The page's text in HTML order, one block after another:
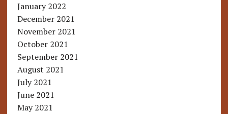
January 2022
December 2021
November 2021
October 2021
September 2021
August 2021
July 2021
June 2021
May 2021